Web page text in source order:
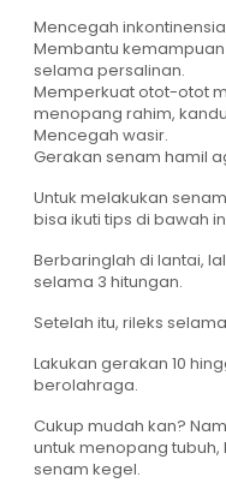
Mencegah
Membantu
selama persalinan.
Memperkuat otot-otot
menopang rahim,
Mencegah wasir.
Gerakan senam hamil
Untuk melakukan
bisa ikuti tips di bawah
Berbaringlah di lantai,
selama 3 hitungan.
Setelah itu, rileks
Lakukan gerakan 10
berolahraga.
Cukup mudah kan?
untuk menopang
senam kegel.